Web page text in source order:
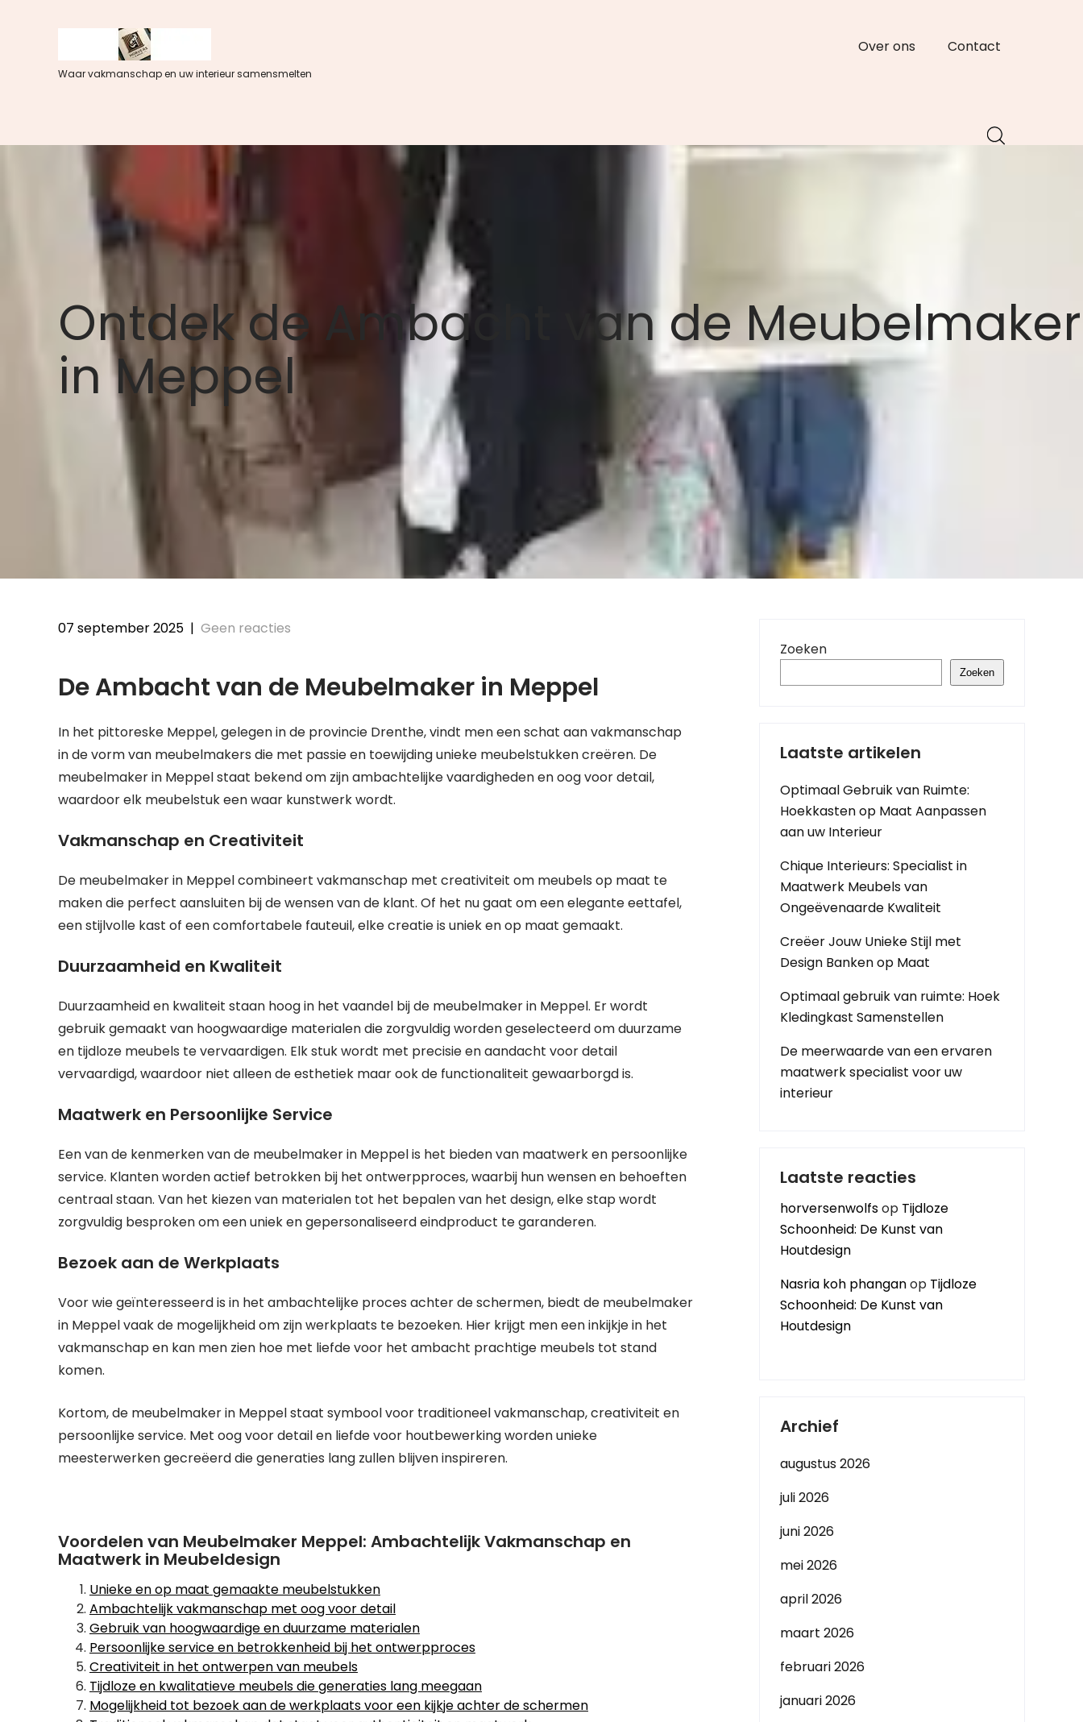
Waar vakmanschap en uw interieur samensmelten
Over ons Contact
Ontdek de Ambacht van de Meubelmaker
in Meppel
07 september 2025 | Geen reacties
De Ambacht van de Meubelmaker in Meppel
In het pittoreske Meppel, gelegen in de provincie Drenthe, vindt men een schat aan vakmanschap
in de vorm van meubelmakers die met passie en toewijding unieke meubelstukken creëren. De
meubelmaker in Meppel staat bekend om zijn ambachtelijke vaardigheden en oog voor detail,
waardoor elk meubelstuk een waar kunstwerk wordt.
Vakmanschap en Creativiteit
De meubelmaker in Meppel combineert vakmanschap met creativiteit om meubels op maat te
maken die perfect aansluiten bij de wensen van de klant. Of het nu gaat om een elegante eettafel,
een stijlvolle kast of een comfortabele fauteuil, elke creatie is uniek en op maat gemaakt.
Duurzaamheid en Kwaliteit
Duurzaamheid en kwaliteit staan hoog in het vaandel bij de meubelmaker in Meppel. Er wordt
gebruik gemaakt van hoogwaardige materialen die zorgvuldig worden geselecteerd om duurzame
en tijdloze meubels te vervaardigen. Elk stuk wordt met precisie en aandacht voor detail
vervaardigd, waardoor niet alleen de esthetiek maar ook de functionaliteit gewaarborgd is.
Maatwerk en Persoonlijke Service
Een van de kenmerken van de meubelmaker in Meppel is het bieden van maatwerk en persoonlijke
service. Klanten worden actief betrokken bij het ontwerpproces, waarbij hun wensen en behoeften
centraal staan. Van het kiezen van materialen tot het bepalen van het design, elke stap wordt
zorgvuldig besproken om een uniek en gepersonaliseerd eindproduct te garanderen.
Bezoek aan de Werkplaats
Voor wie geïnteresseerd is in het ambachtelijke proces achter de schermen, biedt de meubelmaker
in Meppel vaak de mogelijkheid om zijn werkplaats te bezoeken. Hier krijgt men een inkijkje in het
vakmanschap en kan men zien hoe met liefde voor het ambacht prachtige meubels tot stand
komen.
Kortom, de meubelmaker in Meppel staat symbool voor traditioneel vakmanschap, creativiteit en
persoonlijke service. Met oog voor detail en liefde voor houtbewerking worden unieke
meesterwerken gecreëerd die generaties lang zullen blijven inspireren.
Voordelen van Meubelmaker Meppel: Ambachtelijk Vakmanschap en
Maatwerk in Meubeldesign
Unieke en op maat gemaakte meubelstukken
Ambachtelijk vakmanschap met oog voor detail
Gebruik van hoogwaardige en duurzame materialen
Persoonlijke service en betrokkenheid bij het ontwerpproces
Creativiteit in het ontwerpen van meubels
Tijdloze en kwalitatieve meubels die generaties lang meegaan
Mogelijkheid tot bezoek aan de werkplaats voor een kijkje achter de schermen
Zoeken
Zoeken
Laatste artikelen
Optimaal Gebruik van Ruimte:
Hoekkasten op Maat Aanpassen
aan uw Interieur
Chique Interieurs: Specialist in
Maatwerk Meubels van
Ongeëvenaarde Kwaliteit
Creëer Jouw Unieke Stijl met
Design Banken op Maat
Optimaal gebruik van ruimte: Hoek
Kledingkast Samenstellen
De meerwaarde van een ervaren
maatwerk specialist voor uw
interieur
Laatste reacties
horversenwolfsop Tijdloze
Schoonheid: De Kunst van
Houtdesign
Nasria koh phanganop Tijdloze
Schoonheid: De Kunst van
Houtdesign
Archief
augustus 2026
juli 2026
juni 2026
mei 2026
april 2026
maart 2026
februari 2026
januari 2026